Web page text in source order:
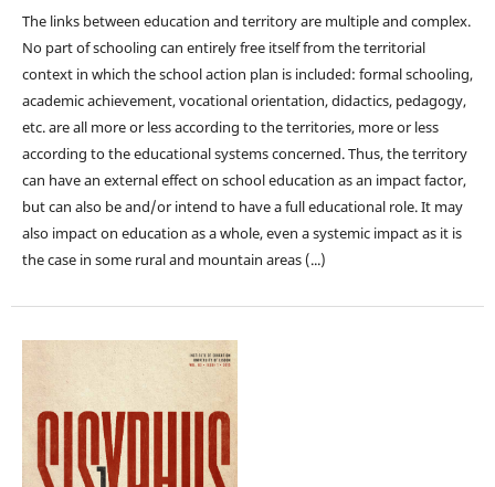
The links between education and territory are multiple and complex.
No part of schooling can entirely free itself from the territorial
context in which the school action plan is included: formal schooling,
academic achievement, vocational orientation, didactics, pedagogy,
etc. are all more or less according to the territories, more or less
according to the educational systems concerned. Thus, the territory
can have an external effect on school education as an impact factor,
but can also be and/or intend to have a full educational role. It may
also impact on education as a whole, even a systemic impact as it is
the case in some rural and mountain areas (...)